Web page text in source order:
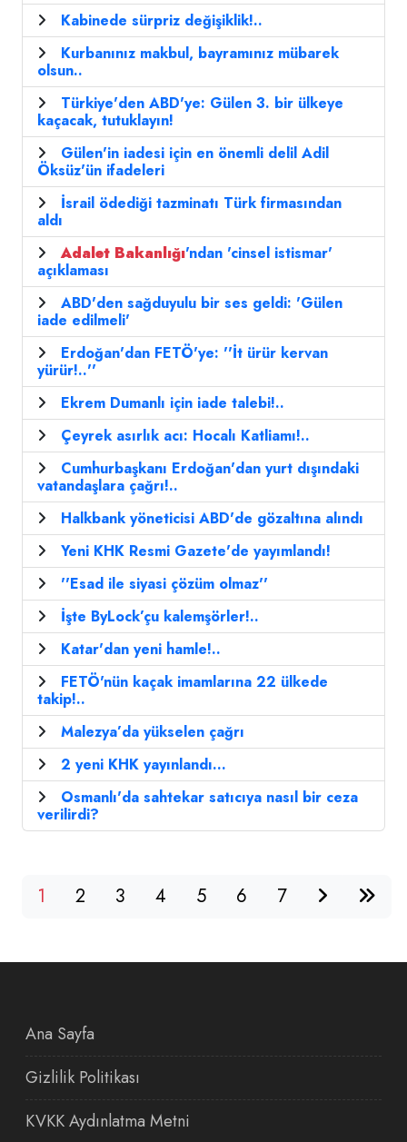
Kabinede sürpriz değişiklik!..
Kurbanınız makbul, bayramınız mübarek
olsun..
Türkiye'den ABD'ye: Gülen 3. bir ülkeye
kaçacak, tutuklayın!
Gülen'in iadesi için en önemli delil Adil
Öksüz'ün ifadeleri
İsrail ödediği tazminatı Türk firmasından
aldı
Adalet Bakanlığı'ndan 'cinsel istismar'
açıklaması
ABD'den sağduyulu bir ses geldi: 'Gülen
iade edilmeli'
Erdoğan'dan FETÖ'ye: ''İt ürür kervan
yürür!..''
Ekrem Dumanlı için iade talebi!..
Çeyrek asırlık acı: Hocalı Katliamı!..
Cumhurbaşkanı Erdoğan'dan yurt dışındaki
vatandaşlara çağrı!..
Halkbank yöneticisi ABD'de gözaltına alındı
Yeni KHK Resmi Gazete'de yayımlandı!
''Esad ile siyasi çözüm olmaz''
İşte ByLock’çu kalemşörler!..
Katar'dan yeni hamle!..
FETÖ'nün kaçak imamlarına 22 ülkede
takip!..
Malezya’da yükselen çağrı
2 yeni KHK yayınlandı...
Osmanlı'da sahtekar satıcıya nasıl bir ceza
verilirdi?
1 2 3 4 5 6 7
Ana Sayfa
Gizlilik Politikası
KVKK Aydınlatma Metni